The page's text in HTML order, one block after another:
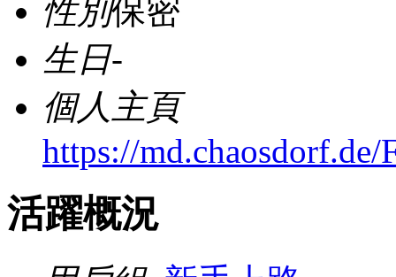
性別保密
生日-
個人主頁
https://
活躍概況